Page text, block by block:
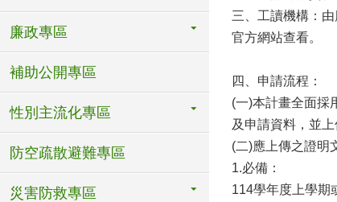
廉政專區
補助公開專區
性別主流化專區
防空疏散避難專區
災害防救專區
三、工讀機構：
官方網站查看。
四、申請流程：
(一)本計畫全面採
及申請資料，並上
(二)應上傳之證明
1.必備：
114學年度上學期